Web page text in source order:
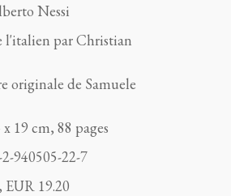
Nessi
l'italien par Christian
originale de Samuele
19 cm, 88 pages
940505-22-7
19.20